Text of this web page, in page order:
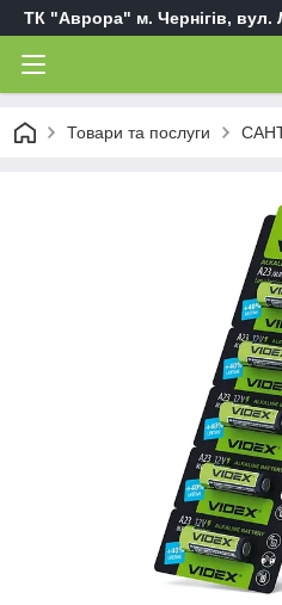
ТК "Аврора" м. Чернігів, вул.
Товари та послуги